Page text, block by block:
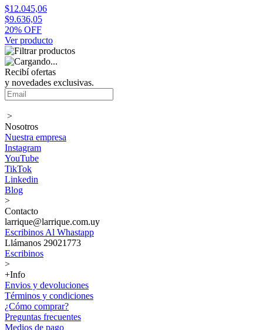
$12.045,06
$9.636,05
20% OFF
Ver producto
Recibí ofertas
y novedades exclusivas.
>
Nosotros
Nuestra empresa
Instagram
YouTube
TikTok
Linkedin
Blog
>
Contacto
larrique@larrique.com.uy
Escribinos Al Whastapp
Llámanos 29021773
Escribinos
>
+Info
Envios y devoluciones
Términos y condiciones
¿Cómo comprar?
Preguntas frecuentes
Medios de pago